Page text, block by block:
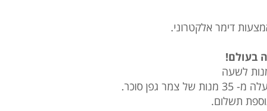
דימר אלקטרוני.
בעולם!